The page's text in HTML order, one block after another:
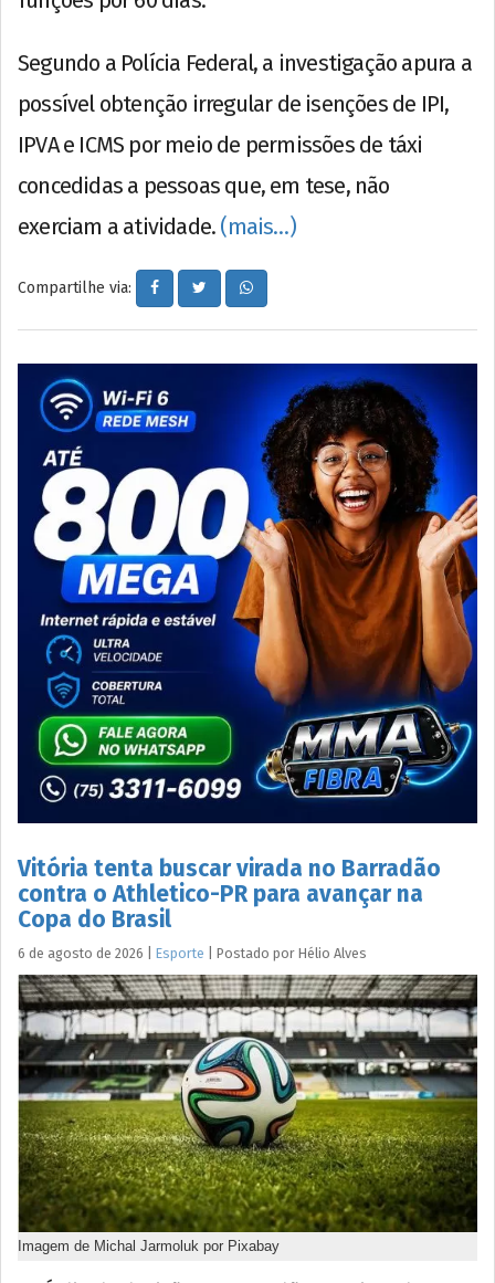
Segundo a Polícia Federal, a investigação apura a
possível obtenção irregular de isenções de IPI,
IPVA e ICMS por meio de permissões de táxi
concedidas a pessoas que, em tese, não
exerciam a atividade. (mais…)
Compartilhe via:
Vitória tenta buscar virada no Barradão
contra o Athletico-PR para avançar na
Copa do Brasil
6 de agosto de 2026 Esporte Postado por Hélio Alves
Imagem de Michal Jarmoluk por Pixabay